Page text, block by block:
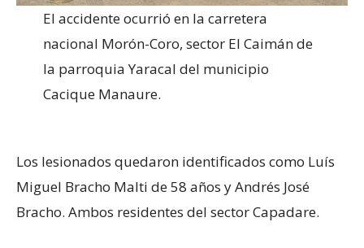
El accidente ocurrió en la carretera
nacional Morón-Coro, sector El Caimán de
la parroquia Yaracal del municipio
Cacique Manaure.
Los lesionados quedaron identificados como Luís
Miguel Bracho Malti de 58 años y Andrés José
Bracho. Ambos residentes del sector Capadare.